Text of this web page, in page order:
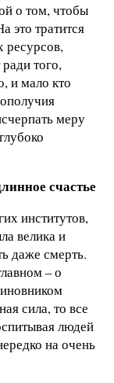
о том, чтобы
это тратится
ресурсов,
того,
и мало кто
меру
счастье
институтов,
велика и
даже смерть.
– о
сила, то все
людей
на очень